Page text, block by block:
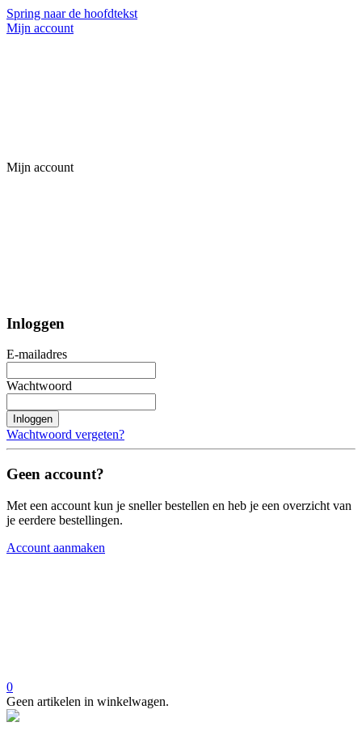
Spring naar de hoofdtekst
Mijn account
Mijn account
Inloggen
E-mailadres
Wachtwoord
Inloggen
Wachtwoord vergeten?
Geen account?
Met een account kun je sneller bestellen en heb je een overzicht van
je eerdere bestellingen.
Account aanmaken
0
Geen artikelen in winkelwagen.